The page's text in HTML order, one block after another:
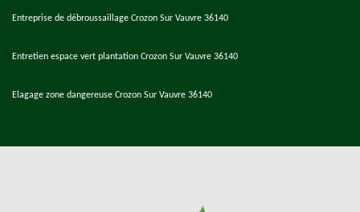
Entreprise de débroussaillage Crozon Sur Vauvre 36140
Entretien espace vert plantation Crozon Sur Vauvre 36140
Elagage zone dangereuse Crozon Sur Vauvre 36140